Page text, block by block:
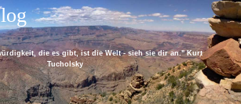
Skip
to
content
Skip
to
RECENT-
POSTS-
2
Skip
to
ARCHIVES-
2
Skip
to
CATEGORIES-
2
Skip
to
EU_COOKIE_LAW_WIDGET-
2
die es gibt, ist die Welt - sieh sie dir an." Kurt
Tucholsky